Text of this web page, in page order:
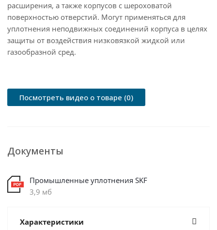
расширения, а также корпусов с шероховатой
поверхностью отверстий. Могут применяться для
уплотнения неподвижных соединений корпуса в целях
защиты от воздействия низковязкой жидкой или
газообразной сред.
Посмотреть видео о товаре (0)
Документы
Промышленные уплотнения SKF
3,9 мб
Характеристики